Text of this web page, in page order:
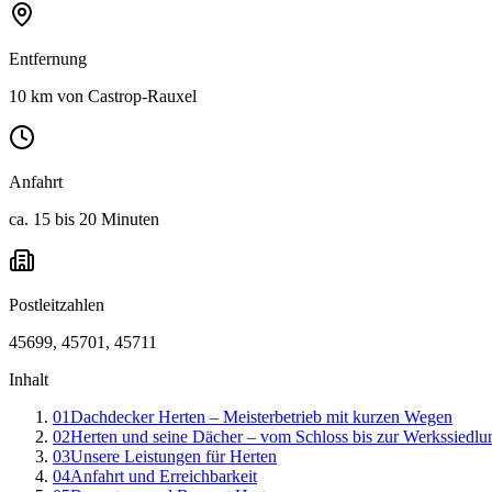
Entfernung
10 km von Castrop-Rauxel
Anfahrt
ca. 15 bis 20 Minuten
Postleitzahlen
45699, 45701, 45711
Inhalt
01Dachdecker Herten – Meisterbetrieb mit kurzen Wegen
02Herten und seine Dächer – vom Schloss bis zur
03Unsere Leistungen für Herten
04Anfahrt und Erreichbarkeit